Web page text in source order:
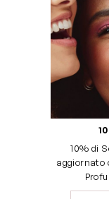
10% di
aggiornato